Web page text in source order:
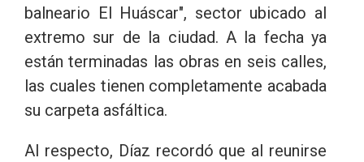
balneario El Huáscar", sector ubicado al
extremo sur de la ciudad. A la fecha ya
están terminadas las obras en seis calles,
las cuales tienen completamente acabada
su carpeta asfáltica.
Al respecto, Díaz recordó que al reunirse